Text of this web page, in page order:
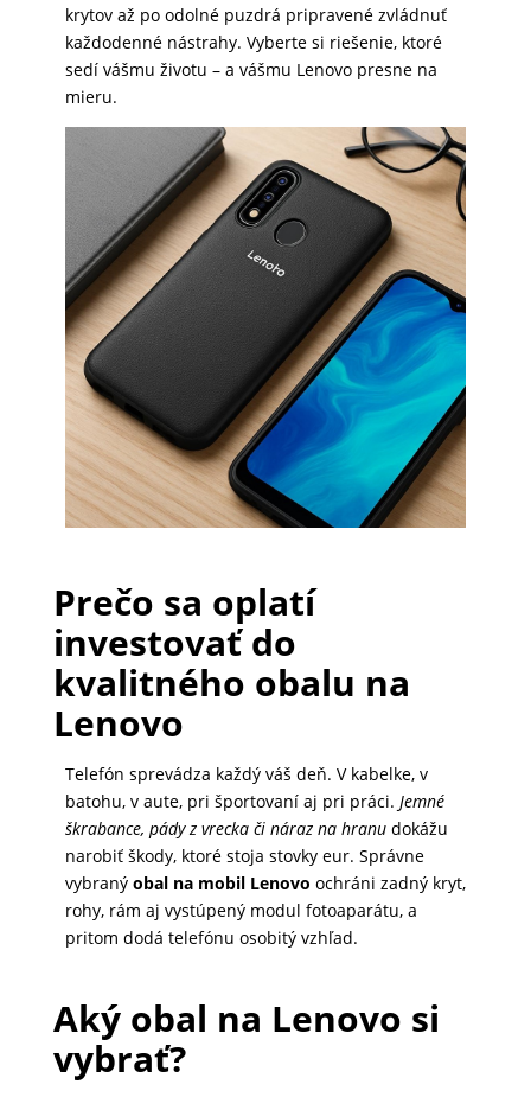
PRÍSLUŠENSTVO
PRÍSLUŠENSTVO
TABLETY
NOTEBOOK
GAMING
AUTOPRÍSLUŠENSTVO
DOMÁCNOSŤ
POPSOCKETY
krytov až po odolné puzdrá pripravené zvládnuť
každodenné nástrahy. Vyberte si riešenie, ktoré
sedí vášmu životu – a vášmu Lenovo presne na
mieru.
Prečo sa oplatí
investovať do
kvalitného obalu na
Lenovo
Telefón sprevádza každý váš deň. V kabelke, v
batohu, v aute, pri športovaní aj pri práci. Jemné
škrabance, pády z vrecka či náraz na hranudokážu
narobiť škody, ktoré stoja stovky eur. Správne
vybraný obal na mobil Lenovo ochráni zadný kryt,
rohy, rám aj vystúpený modul fotoaparátu, a
pritom dodá telefónu osobitý vzhľad.
Aký obal na Lenovo si
vybrať?